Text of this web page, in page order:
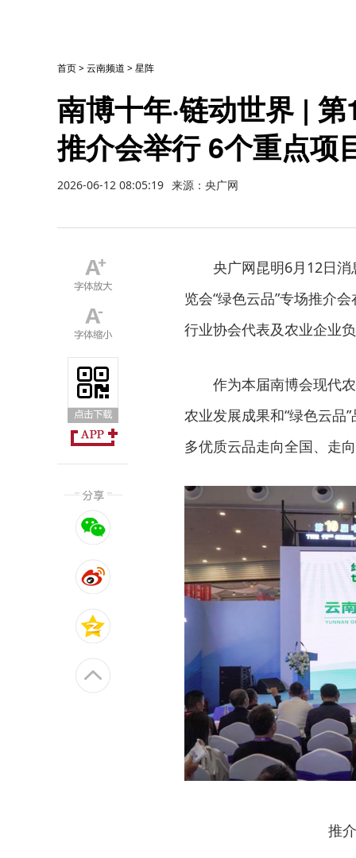
首页>云南频道 >星阵
南博十年·链动世界 |
推介会举行 6个重点项
2026-06-12 08:05:19 来源：央广网
央广网昆明6月12日
览会“绿色云品”专场推介
行业协会代表及农业企业
作为本届南博会现代
农业发展成果和“绿色云品
多优质云品走向全国、走
推